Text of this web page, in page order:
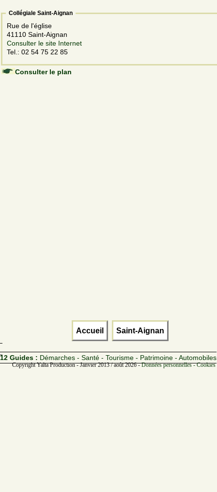
Collégiale Saint-Aignan
Rue de l'église
41110 Saint-Aignan
Consulter le site Internet
Tel.: 02 54 75 22 85
Consulter le plan
Accueil Saint-Aignan
12 Guides : Démarches - Santé - Tourisme - Patrimoine - Automobiles
Copyright Yalta Production - Janvier 2013 / août 2026 -Données personnelles -